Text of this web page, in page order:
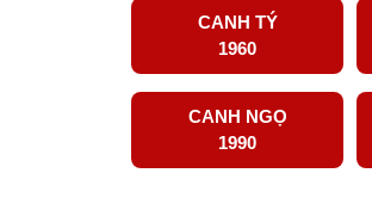
CANH TÝ
1960
CANH NGỌ
1990